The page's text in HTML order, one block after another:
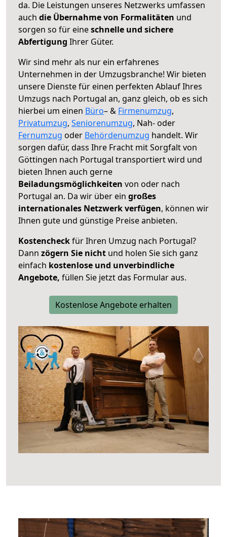
da. Die Leistungen unseres Netzwerks umfassen
auch die Übernahme von Formalitäten und
sorgen so für eineschnelle und sichere
Abfertigung Ihrer Güter.
Wir sind mehr als nur ein erfahrenes
Unternehmen in der Umzugsbranche! Wir bieten
unsere Dienste für einen perfekten Ablauf Ihres
Umzugs nach Portugal an, ganz gleich, ob es sich
hierbei um einen Büro– & Firmenumzug,
Privatumzug, Seniorenumzug, Nah- oder
Fernumzug oder Behördenumzug handelt. Wir
sorgen dafür, dass Ihre Fracht mit Sorgfalt von
Göttingen nach Portugal transportiert wird und
bieten Ihnen auch gerne
Beiladungsmöglichkeiten von oder nach
Portugal an. Da wir über ein großes
internationales Netzwerk verfügen, können wir
Ihnen gute und günstige Preise anbieten.
Kostencheckfür Ihren Umzug nach Portugal?
Dann zögern Sie nicht und holen Sie sich ganz
einfach kostenlose und unverbindliche
Angebote, füllen Sie jetzt das Formular aus.
Kostenlose Angebote erhalten